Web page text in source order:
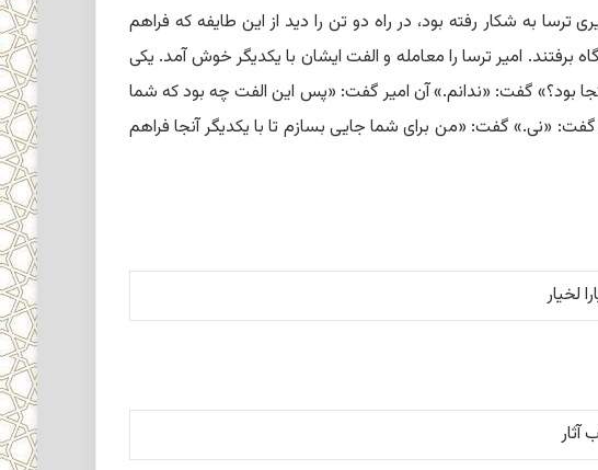
به شکار رفته بود، در راه دو تن را دید از این طایفه که فراهم
امیر ترسا را معامله و الفت ایشان با یکدیگر خوش آمد. یکى
بود؟» گفت: «ندانم.» آن امیر گفت: «پس این الفت چه بود که شما
«نى.» گفت: «من براى شما جایى بسازم تا با یکدیگر آنجا فراهم‏
لخیار
آثار